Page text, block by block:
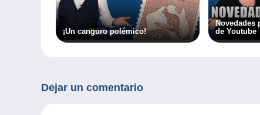
¡Un canguro polémico!
Novedades
de Youtube
Dejar un comentario